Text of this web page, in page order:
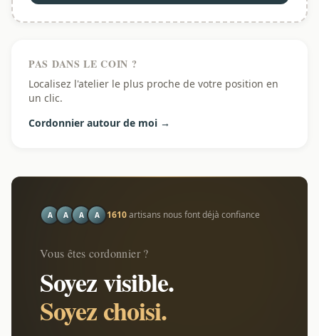
PAS DANS LE COIN ?
Localisez l'atelier le plus proche de votre position en
un clic.
Cordonnier autour de moi →
A A A A 1610artisans nous font déjà confiance
Vous êtes cordonnier ?
Soyez visible.
Soyez choisi.